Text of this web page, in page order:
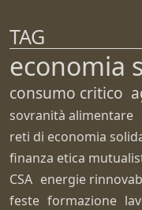
TAG
economia
consumo critico
sovranità alimentare
reti di economia
finanza etica
CSA energie
feste formazione